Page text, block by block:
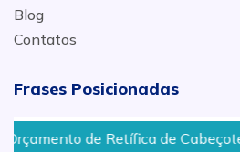
Blog
Contatos
Frases Posicionadas
de Retífica de Cabeçote